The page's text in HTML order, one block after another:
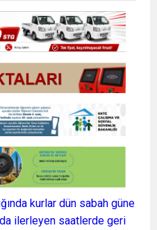
kurlar dün sabah güne
ilerleyen saatlerde geri